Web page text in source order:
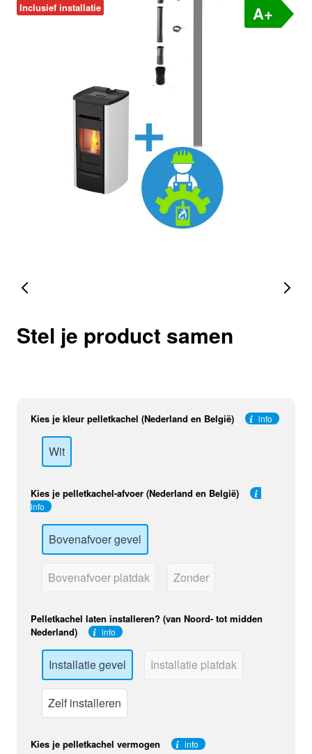
A+
Inclusief installatie
Stel je product samen
Kies je kleur pelletkachel (Nederland en België) info
Wit
Kies je pelletkachel-afvoer (Nederland en België)
info
Bovenafvoer gevel
Bovenafvoer platdak Zonder
Pelletkachel laten installeren? (van Noord- tot midden
Nederland)
info
Installatie gevel Installatie platdak
Zelf installeren
Kies je pelletkachel vermogen info